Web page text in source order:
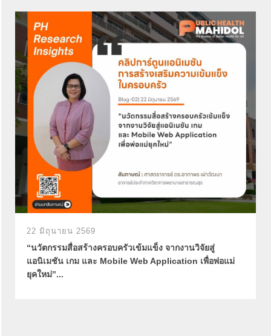
22 มิถุนายน 2569
“นวัตกรรมสื่อสร้างครอบครัวเข้มแข็ง จากงานวิจัยสู่
แอนิเมชัน เกม และ Mobile Web Application เพื่อพ่อแม่
ยุคใหม่”...